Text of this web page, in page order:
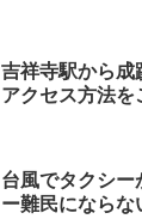
吉祥寺駅から
アクセス方法を
台風でタクシ
ー難民になら